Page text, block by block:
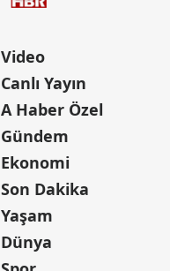
Video
Canlı Yayın
A Haber Özel
Gündem
Ekonomi
Son Dakika
Yaşam
Dünya